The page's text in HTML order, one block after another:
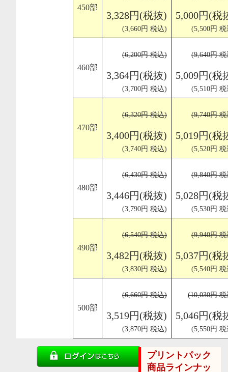
450部
3,328円(税抜)
(3,660円 税込)
5,000円(税
(5,500円
460部
(6,200円 税込)
3,364円(税抜)
(3,700円 税込)
(9,640円
5,009円(税
(5,510円
470部
(6,320円 税込)
3,400円(税抜)
(3,740円 税込)
(9,740円
5,019円(税
(5,520円
480部
(6,430円 税込)
3,446円(税抜)
(3,790円 税込)
(9,840円
5,028円(税
(5,530円
490部
(6,540円 税込)
3,482円(税抜)
(3,830円 税込)
(9,940円
5,037円(税
(5,540円
500部
(6,660円 税込)
3,519円(税抜)
(3,870円 税込)
(10,030円
5,046円(税
(5,550円
プリントパック
商品ラインナッ